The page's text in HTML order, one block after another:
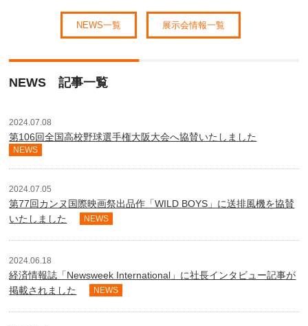
NEWS一覧 展示会情報一覧
NEWS 記事一覧
2024.07.08
第106回全国高校野球選手権大阪大会へ協賛いたしました
NEWS
2024.07.05
第77回カンヌ国際映画祭出品作「WILD BOYS」に送排風機を協賛
いたしました
NEWS
2024.06.18
経済情報誌「Newsweek International」に社長インタビュー記事が
掲載されました
NEWS